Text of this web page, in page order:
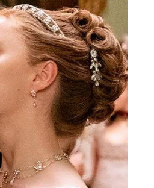
Seguinos